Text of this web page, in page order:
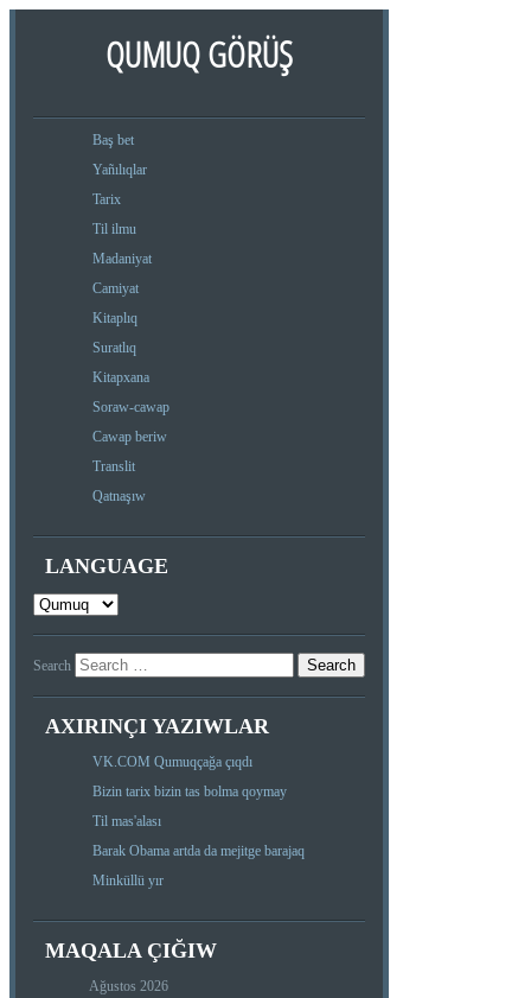
QUMUQ GÖRÜŞ
Baş bet
Yañılıqlar
Tarix
Til ilmu
Madaniyat
Camiyat
Kitaplıq
Suratlıq
Kitapxana
Soraw-cawap
Cawap beriw
Translit
Qatnaşıw
LANGUAGE
Search
AXIRINÇI YAZIWLAR
VK.COM Qumuqçağa çıqdı
Bizin tarix bizin tas bolma qoymay
Til mas'alası
Barak Obama artda da mejitge barajaq
Minküllü yır
MAQALA ÇIĞIW
Ağustos 2026